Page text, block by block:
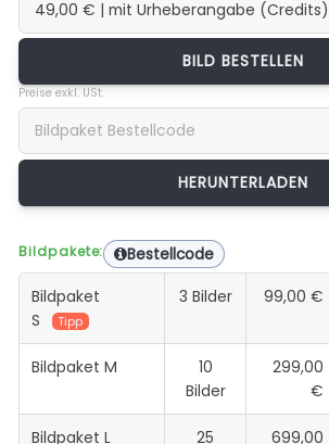
BILD BESTELLEN
Preise exkl. USt.
Bildpakete: Bestellcode
Bildpaket
S
Tipp
3 Bilder 99,00 €
Bildpaket M
10
Bilder
299,00
€
Bildpaket L
25
699,00